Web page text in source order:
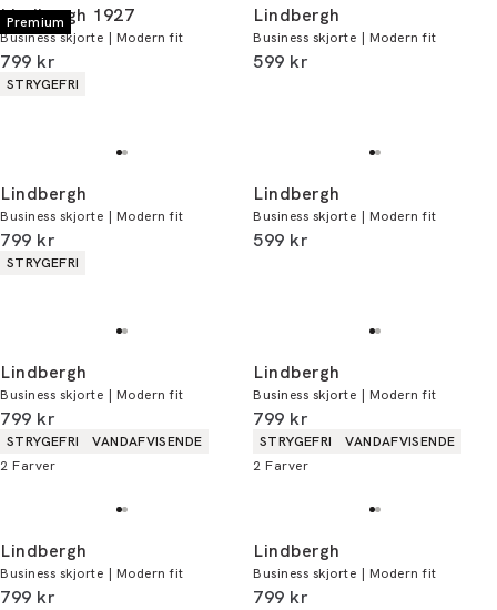
Premium
Lindbergh 1927
Business skjorte | Modern fit
I alt (inkl. rabat)
799 kr
Produkt egenskaber
STRYGEFRI
Lindbergh
Business skjorte | Modern fit
I alt (inkl. rabat)
599 kr
Lindbergh
Business skjorte | Modern fit
I alt (inkl. rabat)
799 kr
Produkt egenskaber
STRYGEFRI
Lindbergh
Business skjorte | Modern fit
I alt (inkl. rabat)
599 kr
Lindbergh
Business skjorte | Modern fit
I alt (inkl. rabat)
799 kr
Produkt egenskaber
STRYGEFRI
VANDAFVISENDE
2 Farver
Lindbergh
Business skjorte | Modern fit
I alt (inkl. rabat)
799 kr
Produkt egenskaber
STRYGEFRI
VANDAFVISENDE
2 Farver
Lindbergh
Business skjorte | Modern fit
I alt (inkl. rabat)
799 kr
Lindbergh
Business skjorte | Modern fit
I alt (inkl. rabat)
799 kr